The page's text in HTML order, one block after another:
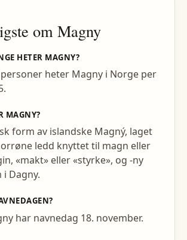
om Magny
HETER MAGNY?
heter Magny i Norge per
MAGNY?
form av islandske Magný, laget
ledd knyttet til magn eller
«makt» eller «styrke», og -ny
i Dagny.
har navnedag 18. november.